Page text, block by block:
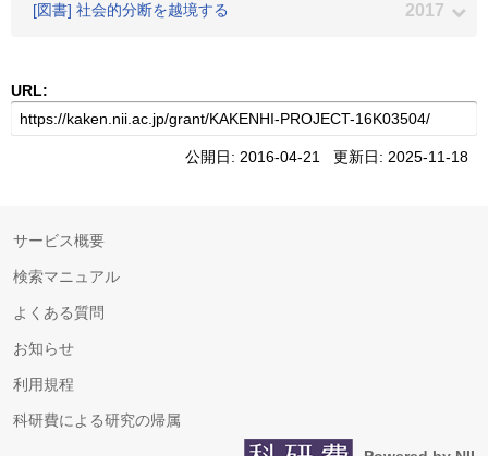
[図書] 社会的分断を越境する 2017
URL:
公開日: 2016-04-21 更新日: 2025-11-18
サービス概要
検索マニュアル
よくある質問
お知らせ
利用規程
科研費による研究の帰属